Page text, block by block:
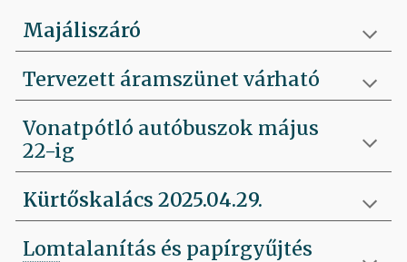
Majáliszáró
Tervezett áramszünet várható
Vonatpótló autóbuszok május
22-ig
Kürtőskalács 2025.04.29.
Lomtalanítás és papírgyűjtés